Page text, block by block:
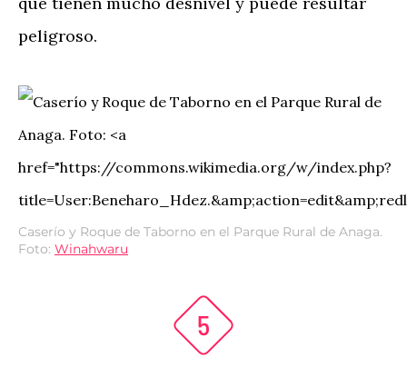
peligroso.
Caserío y Roque de Taborno en el Parque Rural de Anaga.
Foto: Winahwaru